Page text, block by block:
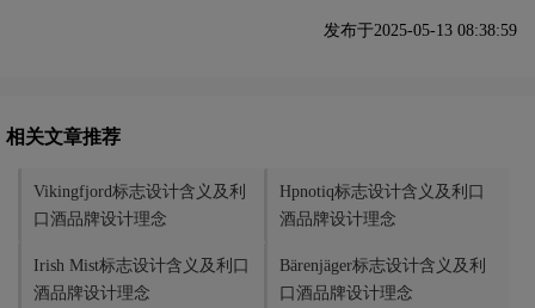
发布于2025-05-13 08:38:59
相关文章推荐
Vikingfjord标志设计含义及利
口酒品牌设计理念
Hpnotiq标志设计含义及利口
酒品牌设计理念
Irish Mist标志设计含义及利口
酒品牌设计理念
Bärenjäger标志设计含义及利
口酒品牌设计理念